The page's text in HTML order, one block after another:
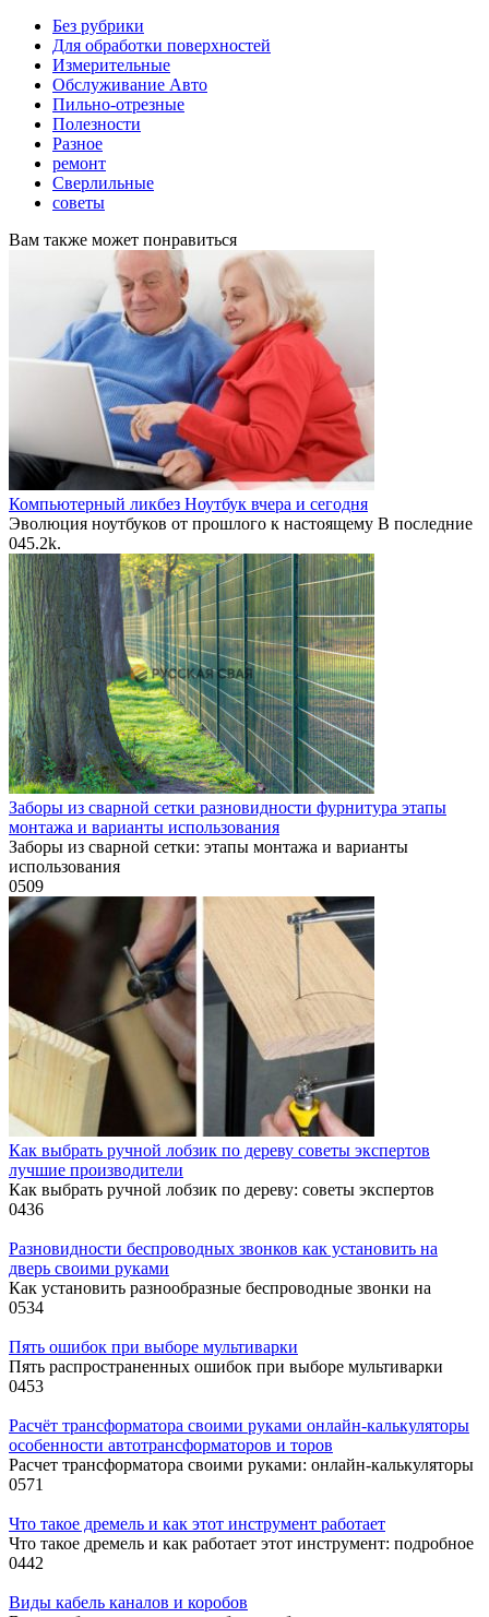
Без рубрики
Для обработки поверхностей
Измерительные
Обслуживание Авто
Пильно-отрезные
Полезности
Разное
ремонт
Сверлильные
советы
Вам также может понравиться
Компьютерный ликбез Ноутбук вчера и сегодня
Эволюция ноутбуков от прошлого к настоящему В последние
045.2k.
Заборы из сварной сетки разновидности фурнитура этапы
монтажа и варианты использования
Заборы из сварной сетки: этапы монтажа и варианты
использования
0509
Как выбрать ручной лобзик по дереву советы экспертов
лучшие производители
Как выбрать ручной лобзик по дереву: советы экспертов
0436
Разновидности беспроводных звонков как установить на
дверь своими руками
Как установить разнообразные беспроводные звонки на
0534
Пять ошибок при выборе мультиварки
Пять распространенных ошибок при выборе мультиварки
0453
Расчёт трансформатора своими руками онлайн-калькуляторы
особенности автотрансформаторов и торов
Расчет трансформатора своими руками: онлайн-калькуляторы
0571
Что такое дремель и как этот инструмент работает
Что такое дремель и как работает этот инструмент: подробное
0442
Виды кабель каналов и коробов